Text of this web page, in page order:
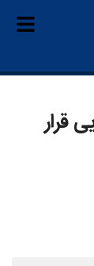
قرار